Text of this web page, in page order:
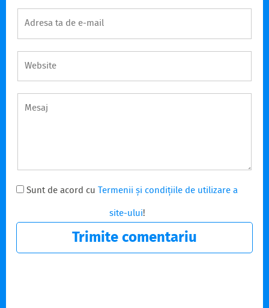
Sunt de acord cuTermenii și condițiile de utilizare a
site-ului!